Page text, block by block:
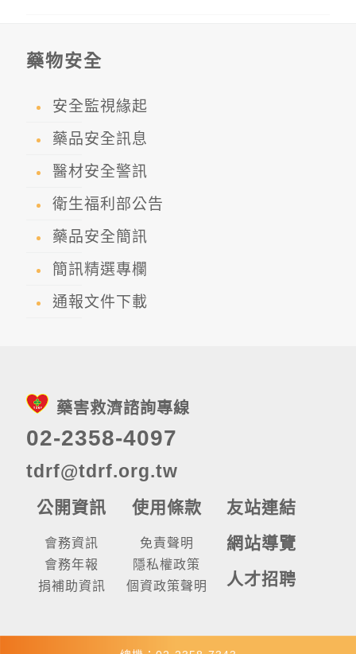
藥物安全
安全監視緣起
藥品安全訊息
醫材安全警訊
衛生福利部公告
藥品安全簡訊
簡訊精選專欄
通報文件下載
藥害救濟諮詢專線
02-2358-4097
tdrf@tdrf.org.tw
公開資訊
會務資訊
會務年報
捐補助資訊
使用條款
免責聲明
隱私權政策
個資政策聲明
友站連結
網站導覽
人才招聘